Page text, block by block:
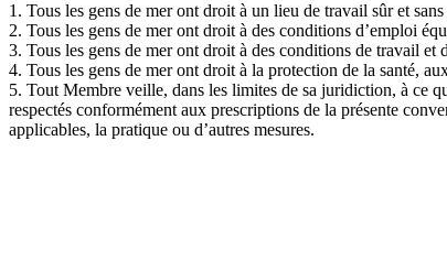
1. Tous les gens de mer ont droit à un lieu de travail sûr et
2. Tous les gens de mer ont droit à des conditions d’emploi
3. Tous les gens de mer ont droit à des conditions de travail et
4. Tous les gens de mer ont droit à la protection de la santé,
5. Tout Membre veille, dans les limites de sa juridiction, à ce
respectés conformément aux prescriptions de la présente
applicables, la pratique ou d’autres mesures.